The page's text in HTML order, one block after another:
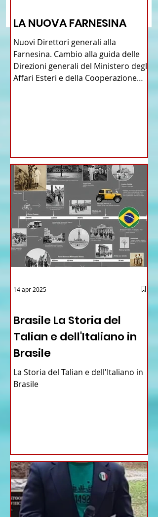
LA NUOVA FARNESINA
Nuovi Direttori generali alla
Farnesina. Cambio alla guida delle
Direzioni generali del Ministero degli
Affari Esteri e della Cooperazione
Brasile La Storia del
Talian e dell'Italiano in
Brasile
La Storia del Talian e dell'Italiano in
Brasile
14 apr 2025